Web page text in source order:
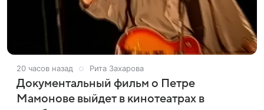
20 часов назад Рита Захарова
Документальный фильм о Петре
Мамонове выйдет в кинотеатрах в